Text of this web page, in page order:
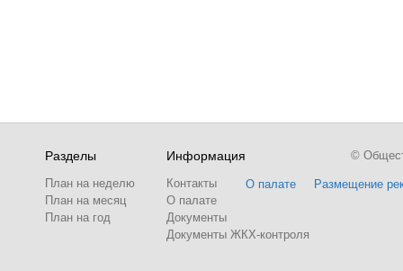
Разделы
План на неделю
План на месяц
План на год
Информация
Контакты
О палате
Документы
Документы ЖКХ-контроля
О палате Размещение
©